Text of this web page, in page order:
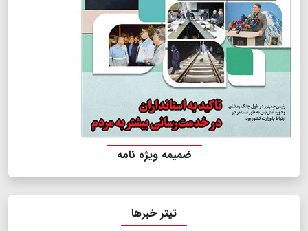
ضمیمه ویژه نامه
تیتر خبرها